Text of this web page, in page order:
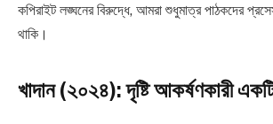
কপিরাইট লঙ্ঘনের বিরুদ্ধে, আমরা শুধুমাত্র পাঠকদের
থাকি।
খাদান (২০২৪): দৃষ্টি আকর্ষণকারী